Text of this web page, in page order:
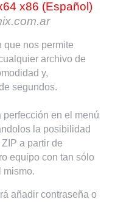
x86 (Español)
nos permite
archivo de
y,
segundos.
perfección en el menú
la posibilidad
a partir de
equipo con tan sólo
mismo.
añadir contraseña o